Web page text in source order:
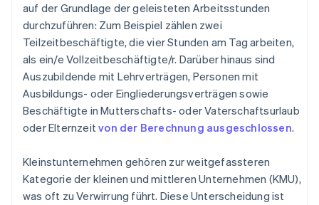
auf der Grundlage der geleisteten Arbeitsstunden
durchzuführen: Zum Beispiel zählen zwei
Teilzeitbeschäftigte, die vier Stunden am Tag arbeiten,
als ein/e Vollzeitbeschäftigte/r. Darüber hinaus sind
Auszubildende mit Lehrverträgen, Personen mit
Ausbildungs- oder Eingliederungsverträgen sowie
Beschäftigte in Mutterschafts- oder Vaterschaftsurlaub
oder Elternzeitvon der Berechnung ausgeschlossen.
Kleinstunternehmen gehören zur weitgefassteren
Kategorie der kleinen und mittleren Unternehmen (KMU),
was oft zu Verwirrung führt. Diese Unterscheidung ist